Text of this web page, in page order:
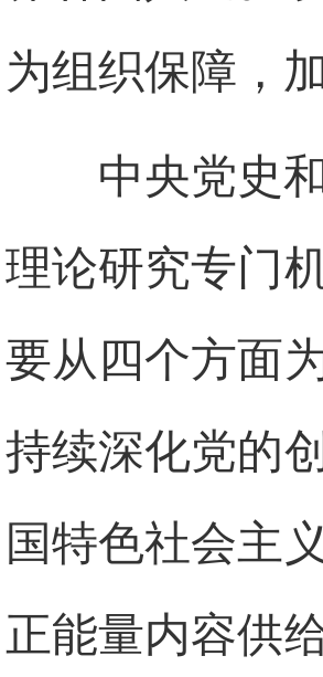
为组织保障，
中央党史
理论研究专门
要从四个方面
持续深化党的
国特色社会主
正能量内容供